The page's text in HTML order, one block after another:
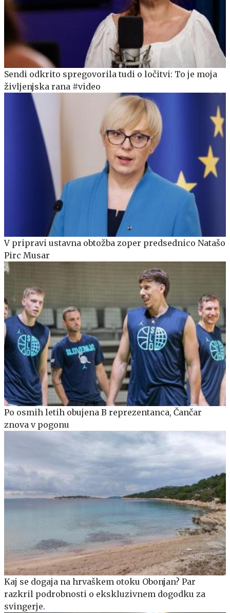
Sendi odkrito spregovorila tudi o ločitvi: To je moja
življenjska rana #video
V pripravi ustavna obtožba zoper predsednico Natašo
Pirc Musar
Po osmih letih obujena B reprezentanca, Čančar
znova v pogonu
Kaj se dogaja na hrvaškem otoku Obonjan? Par
razkril podrobnosti o ekskluzivnem dogodku za
svingerje.